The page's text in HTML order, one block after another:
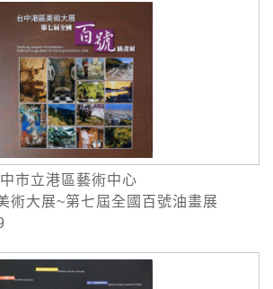
市立港區藝術中心
術大展~第七屆全國百號油畫展